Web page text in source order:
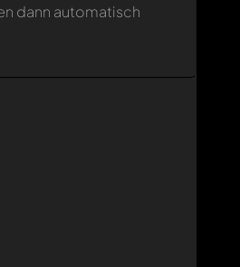
dann automatisch